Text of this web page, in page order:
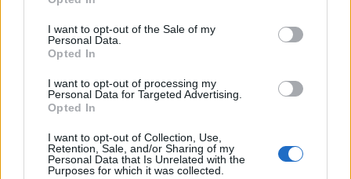
use your data for below specified purposes in below Google
consent section.
I want to opt-out of the Sale of my
Personal Data.
Opted In
I want to opt-out of processing my
Personal Data for Targeted Advertising.
Opted In
I want to opt-out of Collection, Use,
Retention, Sale, and/or Sharing of my
Personal Data that Is Unrelated with the
Purposes for which it was collected.
2000 /2000
Όροι Χρήσης. Το site προστατεύεται από reCAPTCHA, ισχύουν
Πολιτική Απορρήτου&Όροι Χρήσης της Google.
ΟΛΓΑ ΚΙΟΥΡΤΣΑΚΗ